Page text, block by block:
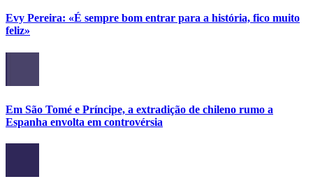
Evy Pereira: «É sempre bom entrar para a história, fico muito
feliz»
Em São Tomé e Príncipe, a extradição de chileno rumo a
Espanha envolta em controvérsia